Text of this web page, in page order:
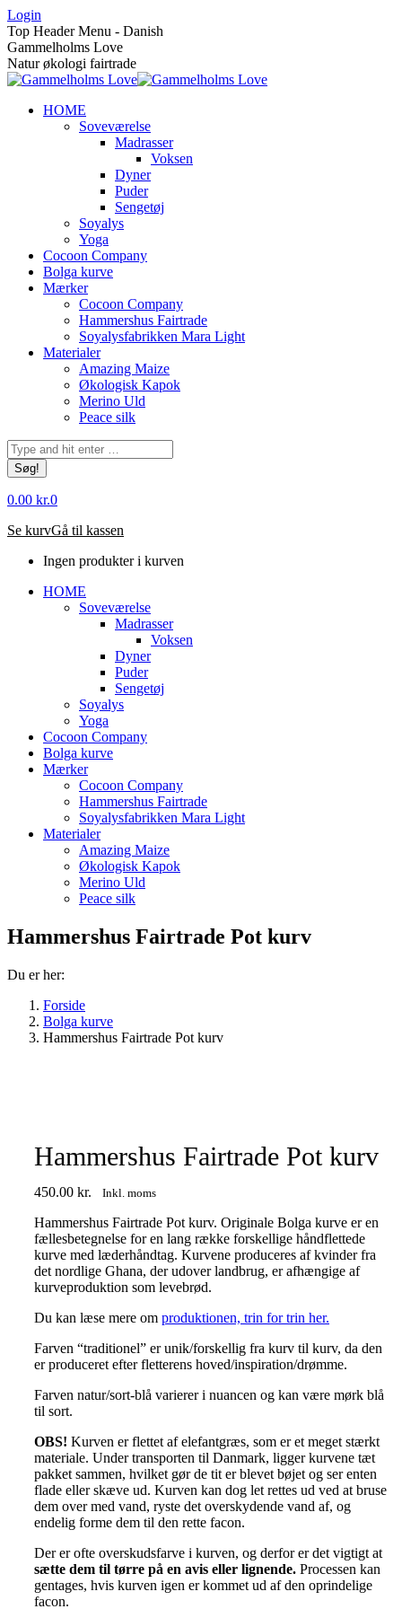
Skip
to
content
Login
Top Header Menu - Danish
Gammelholms Love
Natur økologi fairtrade
HOME
Soveværelse
Madrasser
Voksen
Dyner
Puder
Sengetøj
Soyalys
Yoga
Cocoon Company
Bolga kurve
Mærker
Cocoon Company
Hammershus Fairtrade
Soyalysfabrikken Mara Light
Materialer
Amazing Maize
Økologisk Kapok
Merino Uld
Peace silk
Søg:
0.00 kr.0
Se kurvGå til kassen
Ingen produkter i kurven
HOME
Soveværelse
Madrasser
Voksen
Dyner
Puder
Sengetøj
Soyalys
Yoga
Cocoon Company
Bolga kurve
Mærker
Cocoon Company
Hammershus Fairtrade
Soyalysfabrikken Mara Light
Materialer
Amazing Maize
Økologisk Kapok
Merino Uld
Peace silk
Hammershus Fairtrade Pot kurv
Du er her:
Forside
Bolga kurve
Hammershus Fairtrade Pot kurv
Hammershus Fairtrade Pot kurv
450.00 kr. Inkl. moms
Hammershus Fairtrade Pot kurv. Originale Bolga kurve er en
fællesbetegnelse for en lang række forskellige håndflettede
kurve med læderhåndtag. Kurvene produceres af kvinder fra
det nordlige Ghana, der udover landbrug, er afhængige af
kurveproduktion som levebrød.
Du kan læse mere om produktionen, trin for trin her.
Farven “traditionel” er unik/forskellig fra kurv til kurv, da den
er produceret efter fletterens hoved/inspiration/drømme.
Farven natur/sort-blå varierer i nuancen og kan være mørk blå
til sort.
OBS! Kurven er flettet af elefantgræs, som er et meget stærkt
materiale. Under transporten til Danmark, ligger kurvene tæt
pakket sammen, hvilket gør de tit er blevet bøjet og ser enten
flade eller skæve ud. Kurven kan dog let rettes ud ved at bruse
dem over med vand, ryste det overskydende vand af, og
endelig forme dem til den rette facon.
Der er ofte overskudsfarve i kurven, og derfor er det vigtigt at
sætte dem til tørre på en avis eller lignende. Processen kan
gentages, hvis kurven igen er kommet ud af den oprindelige
facon.